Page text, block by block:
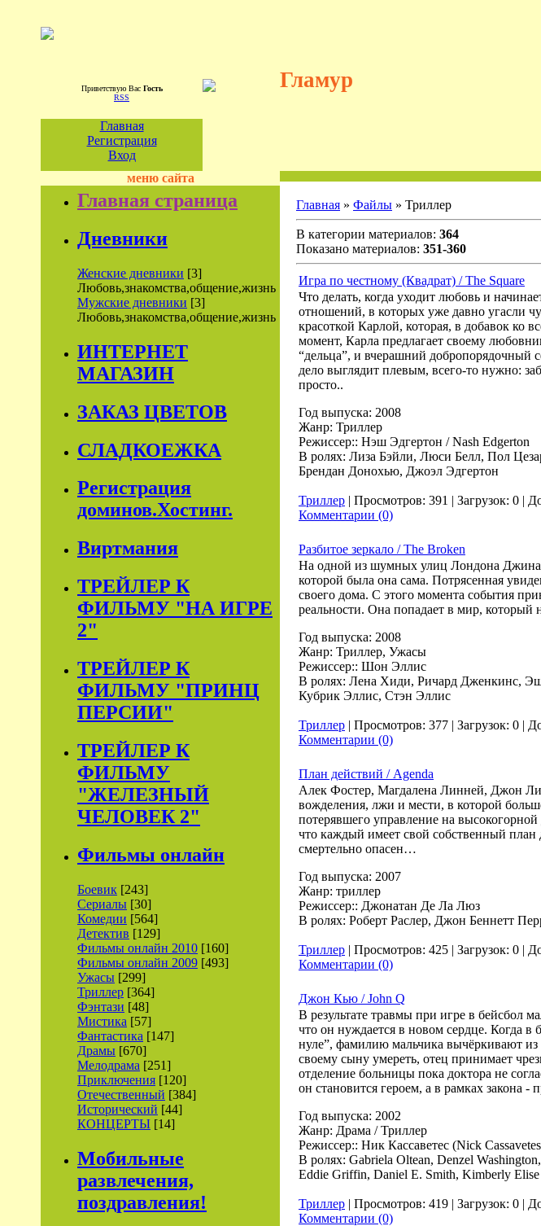
Приветствую Вас Гость
RSS
Гламур
Главная
Регистрация
Вход
меню сайта
Главная страница
Дневники
Женские дневники [3]
Любовь,знакомства,общение,жизнь
Мужские дневники [3]
Любовь,знакомства,общение,жизнь
ИНТЕРНЕТ
МАГАЗИН
ЗАКАЗ ЦВЕТОВ
СЛАДКОЕЖКА
Регистрация
доминов.Хостинг.
Виртмания
ТРЕЙЛЕР К
ФИЛЬМУ "НА ИГРЕ
2"
ТРЕЙЛЕР К
ФИЛЬМУ "ПРИНЦ
ПЕРСИИ"
ТРЕЙЛЕР К
ФИЛЬМУ
"ЖЕЛЕЗНЫЙ
ЧЕЛОВЕК 2"
Фильмы онлайн
Боевик [243]
Сериалы [30]
Комедии [564]
Детектив [129]
Фильмы онлайн 2010 [160]
Фильмы онлайн 2009 [493]
Ужасы [299]
Триллер [364]
Фэнтази [48]
Мистика [57]
Фантастика [147]
Драмы [670]
Мелодрама [251]
Приключения [120]
Отечественный [384]
Исторический [44]
КОНЦЕРТЫ [14]
Мобильные
развлечения,
поздравления!
Главная » Файлы » Триллер
В категории материалов: 364
Показано материалов: 351-360
Игра по честному (Квадрат) / The Square
Что делать, когда уходит любовь и
отношений, в которых уже давно угасли
красоткой Карлой, которая, в добавок ко
момент, Карла предлагает своему
“дельца”, и вчерашний добропорядочный
дело выглядит плевым, всего-то нужно:
просто..
Год выпуска: 2008
Жанр: Триллер
Режиссер:: Нэш Эдгертон / Nash Edgerton
В ролях: Лиза Бэйли, Люси Белл, Пол
Брендан Донохью, Джоэл Эдгертон
Триллер | Просмотров: 391 | Загрузок: 0 |
Комментарии (0)
Разбитое зеркало / The Broken
На одной из шумных улиц Лондона Джина,
которой была она сама. Потрясенная
своего дома. С этого момента события
реальности. Она попадает в мир,
Год выпуска: 2008
Жанр: Триллер, Ужасы
Режиссер:: Шон Эллис
В ролях: Лена Хиди, Ричард Дженкинс,
Кубрик Эллис, Стэн Эллис
Триллер | Просмотров: 377 | Загрузок: 0 |
Комментарии (0)
План действий / Agenda
Алек Фостер, Магдалена Линней, Джон
вожделения, лжи и мести, в которой
потерявшего управление на
что каждый имеет свой собственный
смертельно опасен…
Год выпуска: 2007
Жанр: триллер
Режиссер:: Джонатан Де Ла Люз
В ролях: Роберт Раслер, Джон Беннетт
Триллер | Просмотров: 425 | Загрузок: 0 |
Комментарии (0)
Джон Кью / John Q
В результате травмы при игре в бейсбол
что он нуждается в новом сердце. Когда в
нуле”, фамилию мальчика вычёркивают
своему сыну умереть, отец принимает
отделение больницы пока доктора не
он становится героем, а в рамках закона -
Год выпуска: 2002
Жанр: Драма / Триллер
Режиссер:: Ник Кассаветес (Nick
В ролях: Gabriela Oltean, Denzel
Eddie Griffin, Daniel E. Smith, Kimberly Elise
Триллер | Просмотров: 419 | Загрузок: 0 |
Комментарии (0)